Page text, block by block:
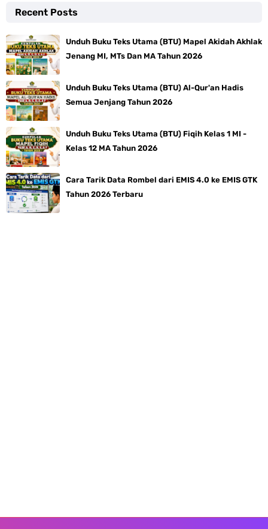
Recent Posts
Unduh Buku Teks Utama (BTU) Mapel Akidah Akhlak
Jenang MI, MTs Dan MA Tahun 2026
Unduh Buku Teks Utama (BTU) Al-Qur'an Hadis
Semua Jenjang Tahun 2026
Unduh Buku Teks Utama (BTU) Fiqih Kelas 1 MI -
Kelas 12 MA Tahun 2026
Cara Tarik Data Rombel dari EMIS 4.0 ke EMIS GTK
Tahun 2026 Terbaru